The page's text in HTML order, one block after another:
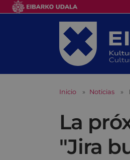
Inicio Noticias
La
"Jira